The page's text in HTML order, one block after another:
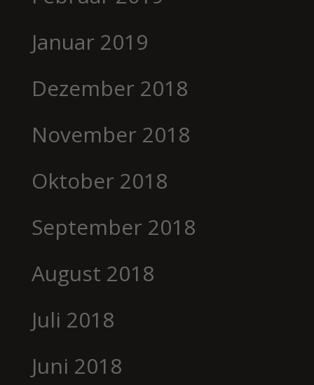
Januar 2019
Dezember 2018
November 2018
Oktober 2018
September 2018
August 2018
Juli 2018
Juni 2018